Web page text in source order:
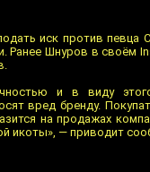
иск против певца
Ранее Шнуров в своём
и в виду
вред бренду.
на продажах
икоты», — приводит